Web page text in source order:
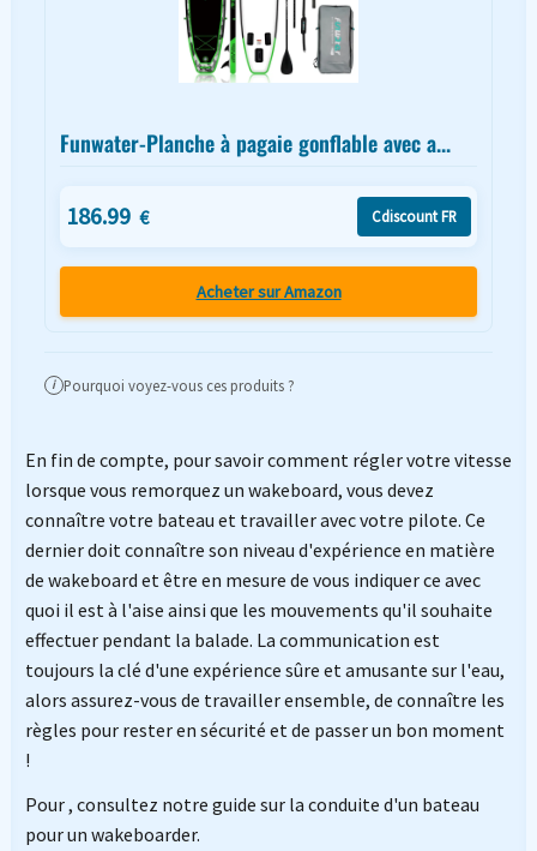
Funwater-Planche à pagaie gonflable avec a...
186.99 € Cdiscount FR
Acheter sur Amazon
i Pourquoi voyez-vous ces produits ?
En fin de compte, pour savoir comment régler votre vitesse
lorsque vous remorquez un wakeboard, vous devez
connaître votre bateau et travailler avec votre pilote. Ce
dernier doit connaître son niveau d'expérience en matière
de wakeboard et être en mesure de vous indiquer ce avec
quoi il est à l'aise ainsi que les mouvements qu'il souhaite
effectuer pendant la balade. La communication est
toujours la clé d'une expérience sûre et amusante sur l'eau,
alors assurez-vous de travailler ensemble, de connaître les
règles pour rester en sécurité et de passer un bon moment
!
Pour , consultez notre guide sur la conduite d'un bateau
pour un wakeboarder.